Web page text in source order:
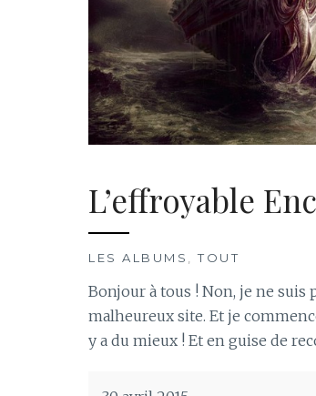
L’effroyable
LES ALBUMS ,TOUT
Bonjour à tous ! Non, je ne suis
malheureux site. Et je
y a du mieux ! Et en guise de